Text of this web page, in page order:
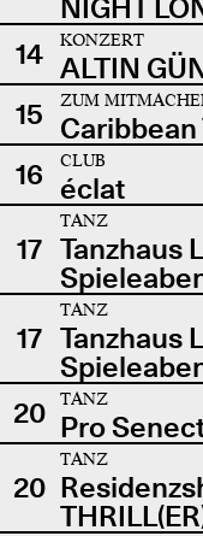
NIGHT
14
KONZERT
ALTIN
15
ZUM
Caribbean
16
CLUB
éclat
17
TANZ
Tanzhaus
17
TANZ
Tanzhaus
20
TANZ
Pro
20
TANZ